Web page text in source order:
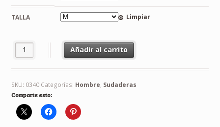
TALLA Limpiar
Sudadera Stars Wars cantidad
Añadir al carrito
SKU: 0340 Categorías: Hombre, Sudaderas
Comparte esto: